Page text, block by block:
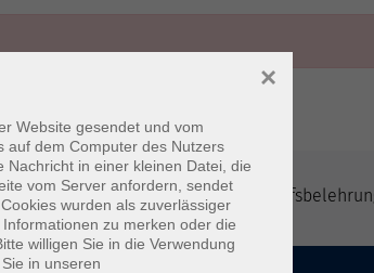
AGB
Website gesendet und vom
auf dem Computer des Nutzers
in einer kleinen Datei, die
vom Server anfordern, sendet
wurden als zuverlässiger
zu merken oder die
willigen Sie in die Verwendung
in unseren
×